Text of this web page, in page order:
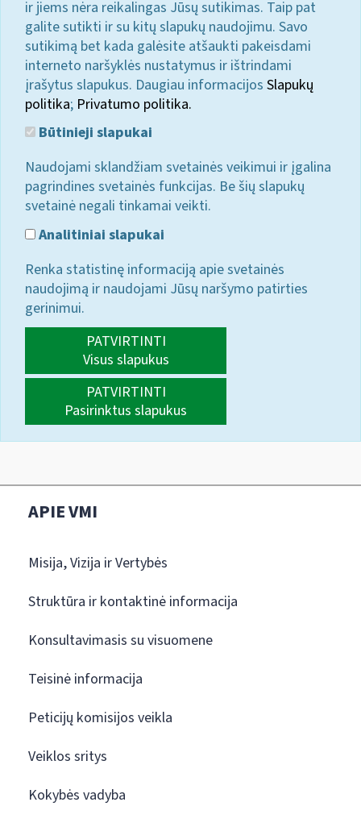
ir jiems nėra reikalingas Jūsų sutikimas. Taip pat
galite sutikti ir su kitų slapukų naudojimu. Savo
sutikimą bet kada galėsite atšaukti pakeisdami
interneto naršyklės nustatymus ir ištrindami
įrašytus slapukus. Daugiau informacijos Slapukų
politika; Privatumo politika.
Būtinieji slapukai
Naudojami sklandžiam svetainės veikimui ir įgalina
pagrindines svetainės funkcijas. Be šių slapukų
svetainė negali tinkamai veikti.
Analitiniai slapukai
Renka statistinę informaciją apie svetainės
naudojimą ir naudojami Jūsų naršymo patirties
gerinimui.
PATVIRTINTI
Visus slapukus
PATVIRTINTI
Pasirinktus slapukus
APIE VMI
Misija, Vizija ir Vertybės
Struktūra ir kontaktinė informacija
Konsultavimasis su visuomene
Teisinė informacija
Peticijų komisijos veikla
Veiklos sritys
Kokybės vadyba